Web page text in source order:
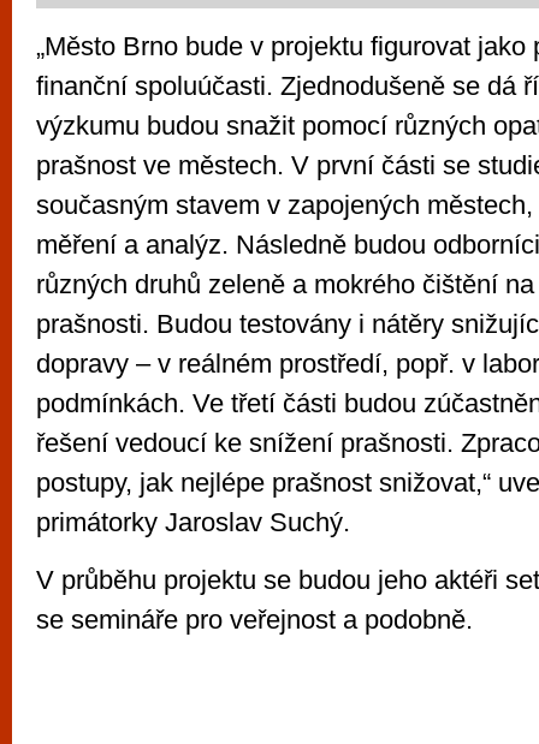
„Město Brno bude v projektu figurovat jako
finanční spoluúčasti. Zjednodušeně se dá
výzkumu budou snažit pomocí různých
prašnost ve městech. V první části se
současným stavem v zapojených
měření a analýz. Následně budou
různých druhů zeleně a mokrého čištění
prašnosti. Budou testovány i nátěry
dopravy – v reálném prostředí, popř. v
podmínkách. Ve třetí části budou
řešení vedoucí ke snížení prašnosti.
postupy, jak nejlépe prašnost snižovat,“
primátorky Jaroslav Suchý.
V průběhu projektu se budou jeho aktéři
se semináře pro veřejnost a podobně.